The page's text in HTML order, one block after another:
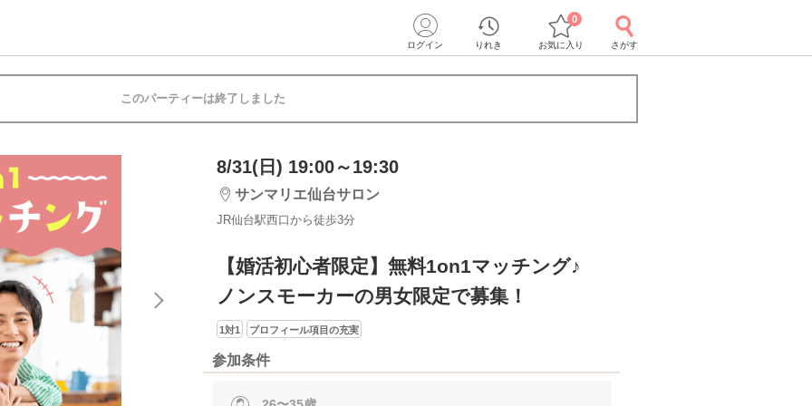
ログイン りれき お気に入り
0
さがす
このパーティーは終了しました
8/31(日) 19:00～19:30
サンマリエ仙台サロン
JR仙台駅西口から徒歩3分
【婚活初心者限定】無料1on1マッチング♪
ノンスモーカーの男女限定で募集！
1対1 プロフィール項目の充実
参加条件